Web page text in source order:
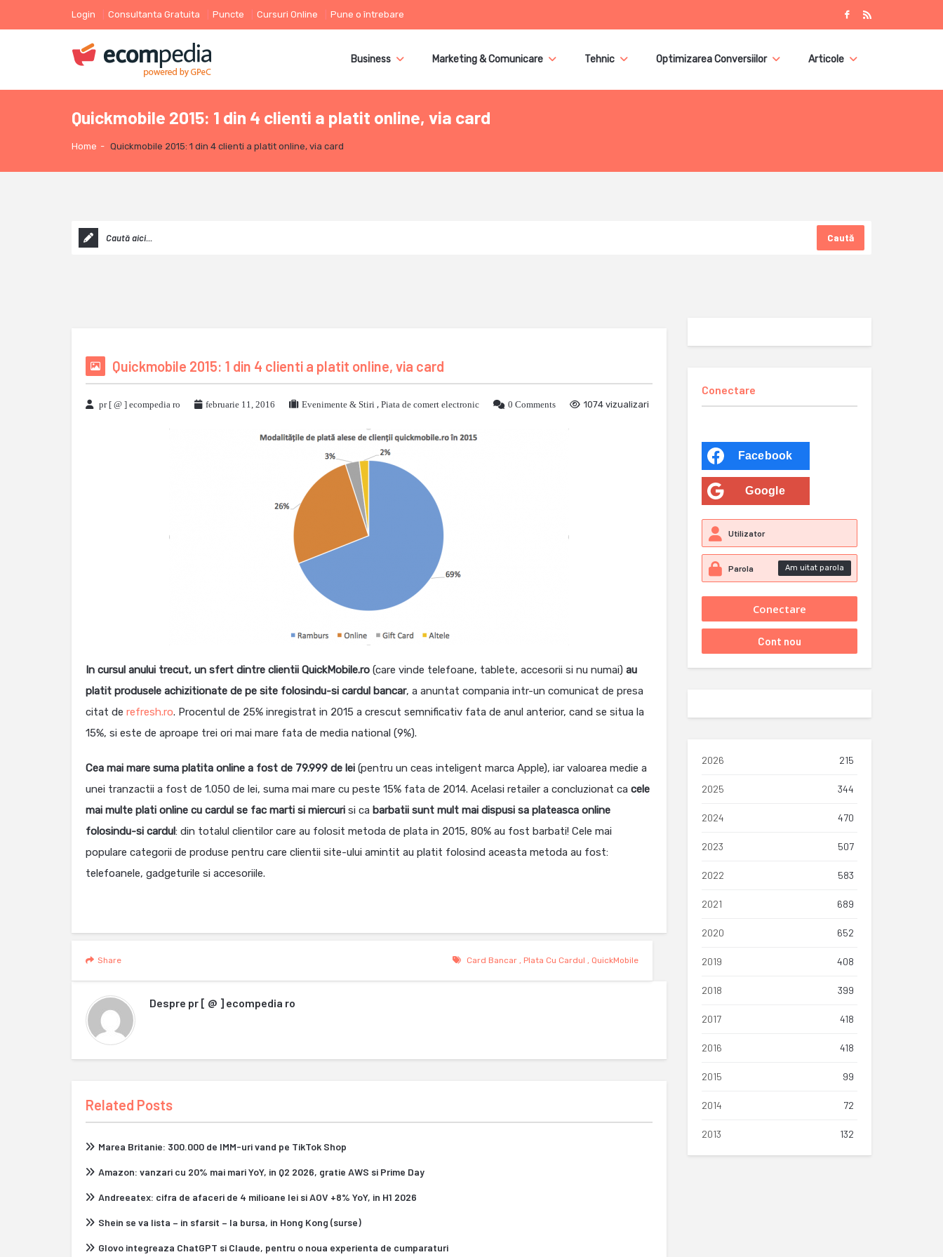
Login Consultanta Gratuita Puncte Cursuri Online Pune o întrebare
Business Marketing & Comunicare Tehnic Optimizarea Conversiilor Articole
Quickmobile 2015: 1 din 4 clienti a platit online, via card
Home - Quickmobile 2015: 1 din 4 clienti a platit online, via card
Caută
Quickmobile 2015: 1 din 4 clienti a platit online, via card
pr [ @ ] ecompedia ro februarie 11, 2016 Evenimente & Stiri , Piata de comert electronic 0 Comments 1074 vizualizari
In cursul anului trecut, un sfert dintre clientii QuickMobile.ro (care vinde telefoane, tablete, accesorii si nu numai) au
platit produsele achizitionate de pe site folosindu-si cardul bancar, a anuntat compania intr-un comunicat de presa
citat de refresh.ro. Procentul de 25% inregistrat in 2015 a crescut semnificativ fata de anul anterior, cand se situa la
15%, si este de aproape trei ori mai mare fata de media national (9%).
Cea mai mare suma platita online a fost de 79.999 de lei (pentru un ceas inteligent marca Apple), iar valoarea medie a
unei tranzactii a fost de 1.050 de lei, suma mai mare cu peste 15% fata de 2014. Acelasi retailer a concluzionat ca cele
mai multe plati online cu cardul se fac marti si miercuri si ca barbatii sunt mult mai dispusi sa plateasca online
folosindu-si cardul: din totalul clientilor care au folosit metoda de plata in 2015, 80% au fost barbati! Cele mai
populare categorii de produse pentru care clientii site-ului amintit au platit folosind aceasta metoda au fost:
telefoanele, gadgeturile si accesoriile.
Card Bancar, Plata Cu Cardul , QuickMobile
Share
Despre pr [ @ ] ecompedia ro
Related Posts
Marea Britanie: 300.000 de IMM-uri vand pe TikTok Shop
Amazon: vanzari cu 20% mai mari YoY, in Q2 2026, gratie AWS si Prime Day
Andreeatex: cifra de afaceri de 4 milioane lei si AOV +8% YoY, in H1 2026
Shein se va lista – in sfarsit – la bursa, in Hong Kong (surse)
Glovo integreaza ChatGPT si Claude, pentru o noua experienta de cumparaturi
Conectare
Facebook
Google
Am uitat parola
2026 215
2025 344
2024 470
2023 507
2022 583
2021 689
2020 652
2019 408
2018 399
2017 418
2016 418
2015 99
2014 72
2013 132